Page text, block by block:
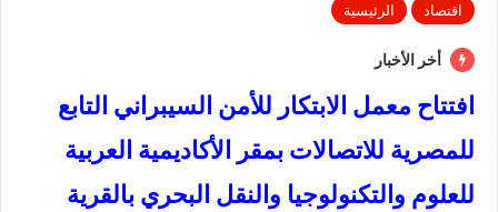
اقتصاد الرئيسية
أخر الأخبار
افتتاح معمل الابتكار للأمن السيبراني التابع
للمصرية للاتصالات بمقر الأكاديمية العربية
للعلوم والتكنولوجيا والنقل البحري بالقرية